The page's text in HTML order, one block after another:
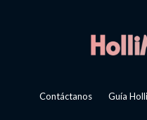
Contáctanos Guía